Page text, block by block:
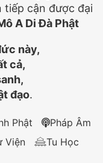
tiếp cận được đại
A Di Đà Phật
này,
cả,
đạo.
Phật
Pháp Âm
Viện
Tu Học